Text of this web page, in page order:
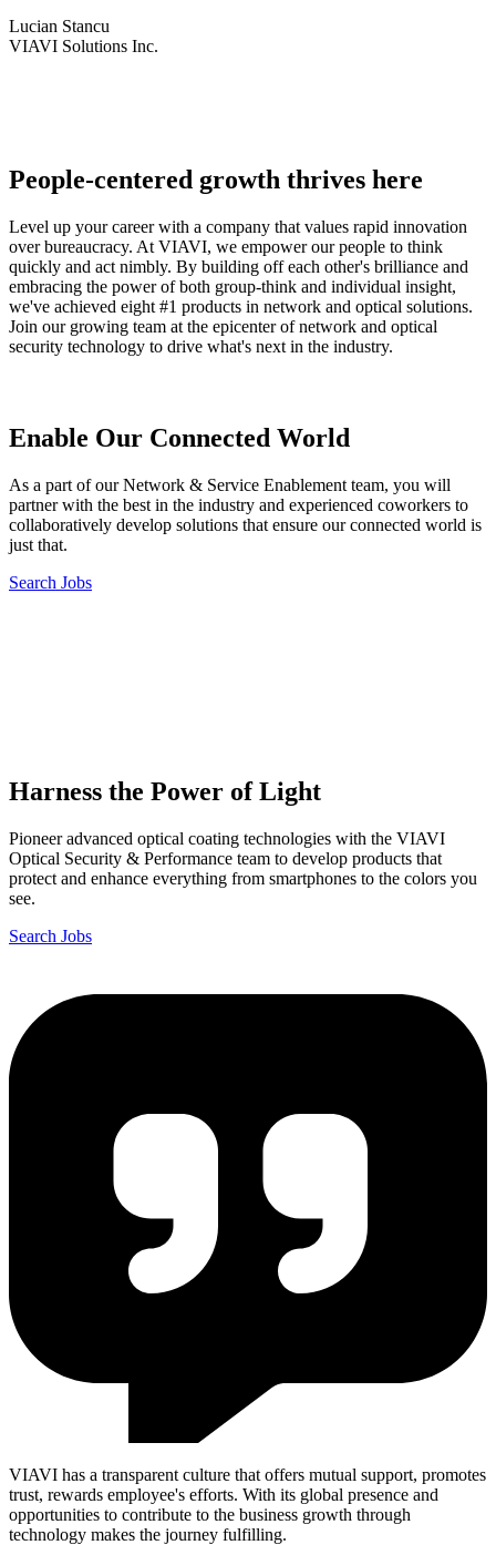
Lucian Stancu
VIAVI Solutions Inc.
People-centered growth thrives here
Level up your career with a company that values rapid innovation
over bureaucracy. At VIAVI, we empower our people to think
quickly and act nimbly. By building off each other's brilliance and
embracing the power of both group-think and individual insight,
we've achieved eight #1 products in network and optical solutions.
Join our growing team at the epicenter of network and optical
security technology to drive what's next in the industry.
Enable Our Connected World
As a part of our Network & Service Enablement team, you will
partner with the best in the industry and experienced coworkers to
collaboratively develop solutions that ensure our connected world is
just that.
Search Jobs
Harness the Power of Light
Pioneer advanced optical coating technologies with the VIAVI
Optical Security & Performance team to develop products that
protect and enhance everything from smartphones to the colors you
see.
Search Jobs
VIAVI has a transparent culture that offers mutual support, promotes
trust, rewards employee's efforts. With its global presence and
opportunities to contribute to the business growth through
technology makes the journey fulfilling.